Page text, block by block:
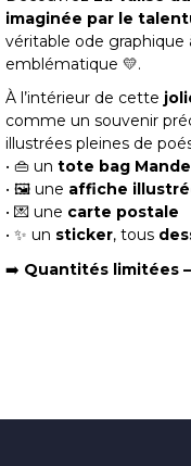
imaginée par le
véritable ode graphique
emblématique 💛.
À l’intérieur de cette
comme un souvenir
illustrées pleines de
• 👜 un tote bag
• 🖼️ une affiche
• 💌 une carte postale
• ✨ un sticker, tous
➡️ Quantités limitées